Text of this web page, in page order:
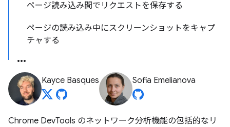
ページ読み込み間でリクエストを保存する
ページの読み込み中にスクリーンショットをキャプ
チャする
Kayce Basques Sofia Emelianova
Chrome DevTools のネットワーク分析機能の包括的なリ